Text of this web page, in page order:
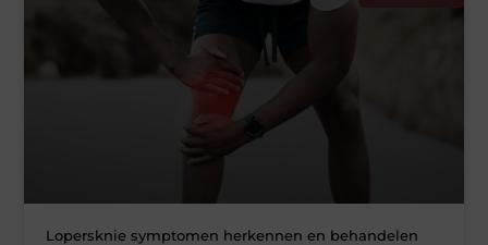
Lopersknie symptomen herkennen en behandelen